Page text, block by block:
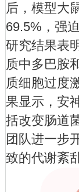
后，模型大
69.5%，强
研究结果表
质中多巴胺
质细胞过度
果显示，安
括改变肠道
团队进一步
致的代谢紊